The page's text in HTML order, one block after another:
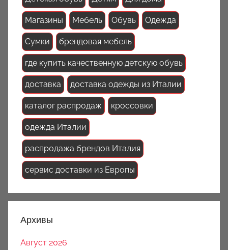
Магазины Мебель Обувь Одежда
Сумки брендовая мебель
где купить качественную детскую обувь
доставка доставка одежды из Италии
каталог распродаж кроссовки
одежда Италии
распродажа брендов Италия
сервис доставки из Европы
Архивы
Август 2026